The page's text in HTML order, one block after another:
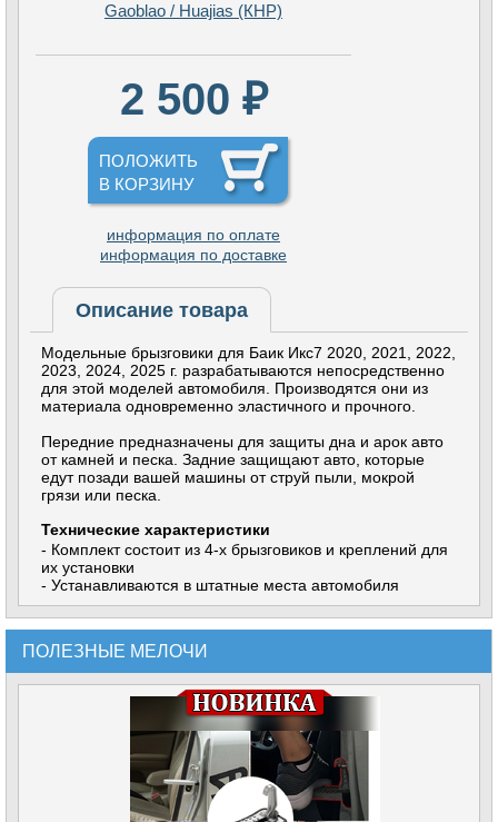
Gaoblao / Huajias (КНР)
2 500 ₽
ПОЛОЖИТЬ
В КОРЗИНУ
информация по оплате
информация по доставке
Описание товара
Модельные брызговики для Баик Икс7 2020, 2021, 2022,
2023, 2024, 2025 г. разрабатываются непосредственно
для этой моделей автомобиля. Производятся они из
материала одновременно эластичного и прочного.
Передние предназначены для защиты дна и арок авто
от камней и песка. Задние защищают авто, которые
едут позади вашей машины от струй пыли, мокрой
грязи или песка.
Технические характеристики
- Комплект состоит из 4-х брызговиков и креплений для
их установки
- Устанавливаются в штатные места автомобиля
ПОЛЕЗНЫЕ МЕЛОЧИ